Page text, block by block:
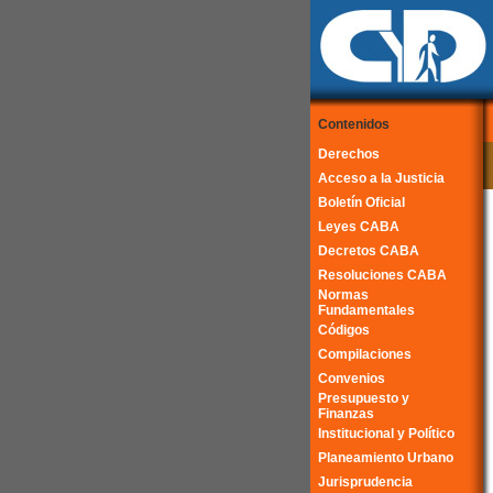
Contenidos
Derechos
Acceso a la Justicia
Boletín Oficial
Leyes CABA
Decretos CABA
Resoluciones CABA
Normas
Fundamentales
Códigos
Compilaciones
Convenios
Presupuesto y
Finanzas
Institucional y Político
Planeamiento Urbano
Jurisprudencia